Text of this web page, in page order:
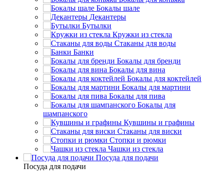
Бокалы шале
Декантеры
Бутылки
Кружки из стекла
Стаканы для воды
Банки
Бокалы для бренди
Бокалы для вина
Бокалы для коктейлей
Бокалы для мартини
Бокалы для пива
Бокалы для
шампанского
Кувшины и графины
Стаканы для виски
Стопки и рюмки
Чашки из стекла
Посуда для подачи
Посуда для подачи